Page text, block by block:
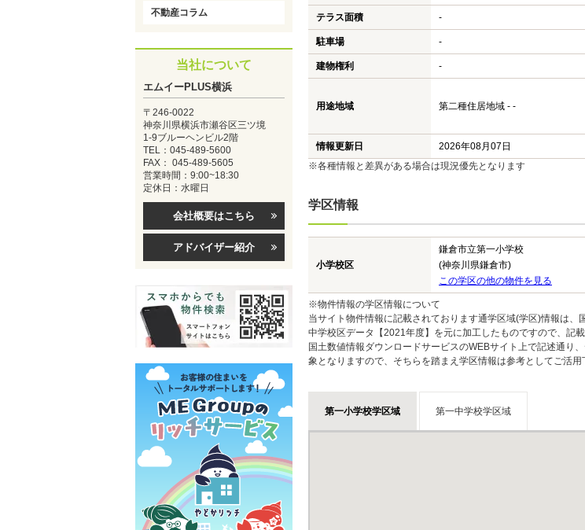
テラス面積 -
駐車場 -
建物権利 -
用途地域 第二種住居地域 - -
情報更新日 2026年08月07日
※各種情報と差異がある場合は現況優先となります
学区情報
小学校区
鎌倉市立第一小学校
(神奈川県鎌倉市)
この学区の他の物件を見る
※物件情報の学区情報について
当サイト物件情報に記載されております通学区域(学区)情報は
中学校区データ【2021年度】を元に加工したものですので、記
国土数値情報ダウンロードサービスのWEBサイト上で記述通り
象となりますので、そちらを踏まえ学区情報は参考としてご活用
第一小学校学区域 第一中学校学区域
不動産コラム
当社について
エムイーPLUS横浜
〒246-0022
神奈川県横浜市瀬谷区三ツ境
1-9ブルーヘンビル2階
TEL：045-489-5600
FAX： 045-489-5605
営業時間：9:00~18:30
定休日：水曜日
会社概要はこちら
アドバイザー紹介